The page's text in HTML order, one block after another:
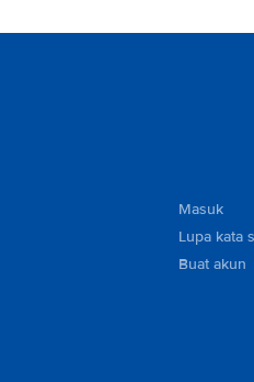
Masuk
Lupa kata
Buat akun